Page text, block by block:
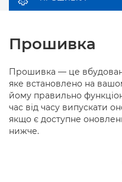
Прошивка
Прошивка — це
яке встановлено на
йому правильно
час від часу випускати
якщо є доступне
нижче.